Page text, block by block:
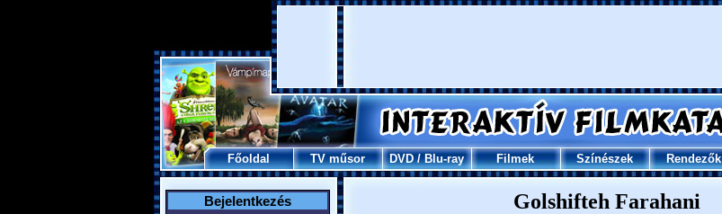
Főoldal TV műsor DVD/Blu-ray Filmek Színészek Rendezők
Bejelentkezés Golshifteh Farahani